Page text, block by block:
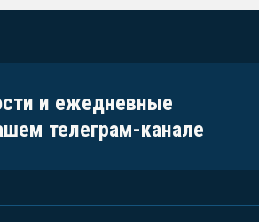
и ежедневные
телеграм-канале